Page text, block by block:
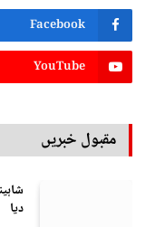
Facebook
YouTube
مقبول خبریں
دیا